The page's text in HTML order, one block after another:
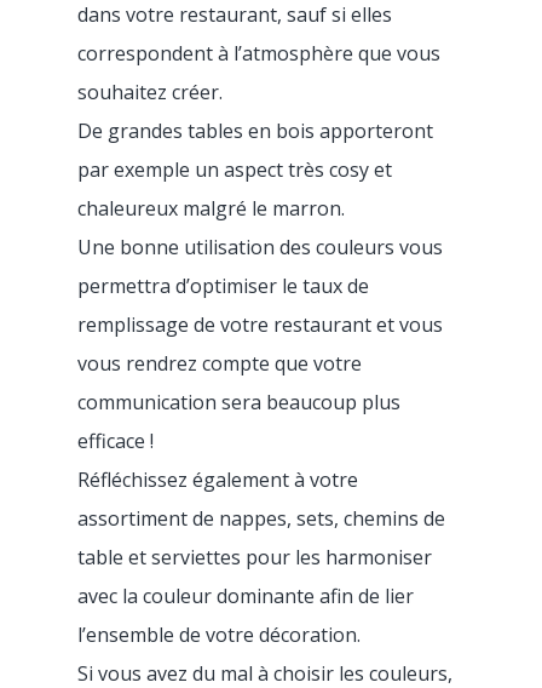
dans votre restaurant, sauf si elles
correspondent à l’atmosphère que vous
souhaitez créer.
De grandes tables en bois apporteront
par exemple un aspect très cosy et
chaleureux malgré le marron.
Une bonne utilisation des couleurs vous
permettra d’optimiser le taux de
remplissage de votre restaurant et vous
vous rendrez compte que votre
communication sera beaucoup plus
efficace !
Réfléchissez également à votre
assortiment de nappes, sets, chemins de
table et serviettes pour les harmoniser
avec la couleur dominante afin de lier
l’ensemble de votre décoration.
Si vous avez du mal à choisir les couleurs,
Produit
Caisse
Gestion et analyse
Partenaires
Livraison avec
Commande en
Clients
Restaurant
Pizzeria
Food Truck
Café
Bar
Glacier
Dark kitchen
Assistance
Ressources
Blog
Carrière
Mon menu en
CONTACTEZ-